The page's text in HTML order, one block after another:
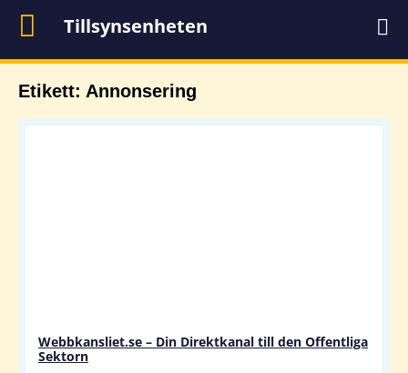
Tillsynsenheten
Etikett: Annonsering
Webbkansliet.se – Din Direktkanal till den Offentliga
Sektorn